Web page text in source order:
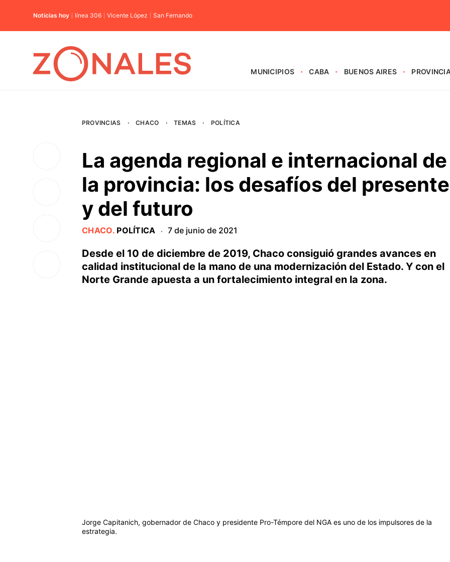
Noticias hoy línea 306 Vicente López San Fernando
MUNICIPIOS CABA BUENOS AIRES
PROVINCIAS · CHACO · TEMAS · POLÍTICA
La agenda regional e internacional de
la provincia: los desafíos del presente
y del futuro
CHACO. POLÍTICA · 7 de junio de 2021
Desde el 10 de diciembre de 2019, Chaco consiguió grandes avances en
calidad institucional de la mano de una modernización del Estado. Y con el
Norte Grande apuesta a un fortalecimiento integral en la zona.
Jorge Capitanich, gobernador de Chaco y presidente Pro-Témpore del NGA es uno de los impulsores de la
estrategia.